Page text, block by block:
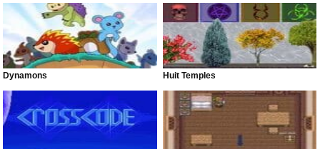
Dynamons Huit Temples